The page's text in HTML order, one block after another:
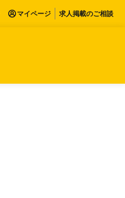
マイページ 求人掲載のご相談